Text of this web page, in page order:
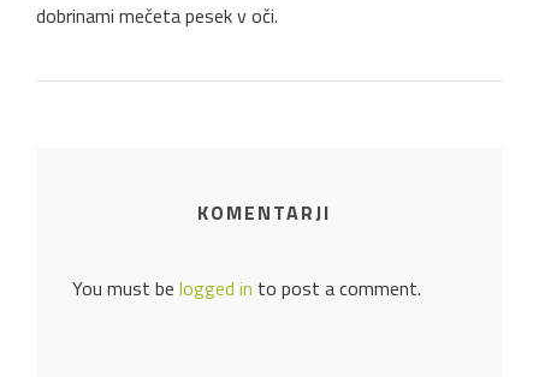
dobrinami mečeta pesek v oči.
KOMENTARJI
You must be logged in to post a comment.